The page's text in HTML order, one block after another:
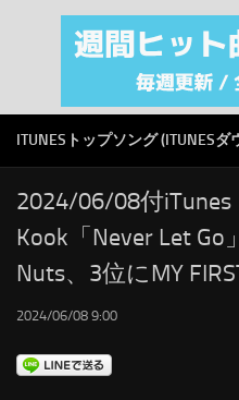
注目カテゴリ
オリジナルiTunes週間トッ
RSS
LINKS
ITUNESトップソング (ITUNES
2024/06/08付
Kook「Never Let
Nuts、3位にMY
2024/06/08 9:00